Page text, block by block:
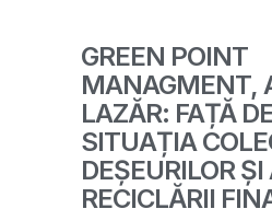
GREEN POINT
MANAGMENT,
LAZĂR: FAȚĂ
SITUAȚIA
DEȘEURILOR ȘI
RECICLĂRII